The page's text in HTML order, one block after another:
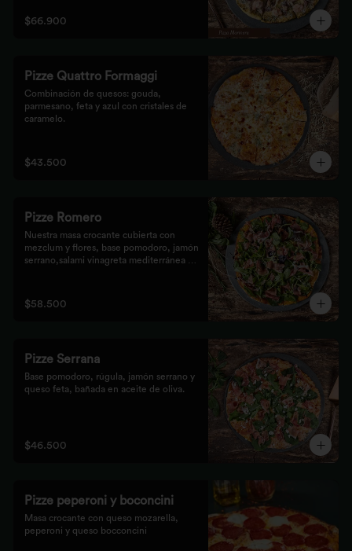
$66.900
Pizze Quattro Formaggi
Combinación de quesos: gouda,
parmesano, feta y azul con cristales de
caramelo.
$43.500
Pizze Romero
Nuestra masa crocante cubierta con
mezclum y flores, base pomodoro, jamón
serrano,salami vinagreta mediterránea y
$58.500
Pizze Serrana
Base pomodoro, rúgula, jamón serrano y
queso feta, bañada en aceite de oliva.
$46.500
Pizze peperoni y boconcini
Masa crocante con queso mozarella,
peperoni y queso bocconcini